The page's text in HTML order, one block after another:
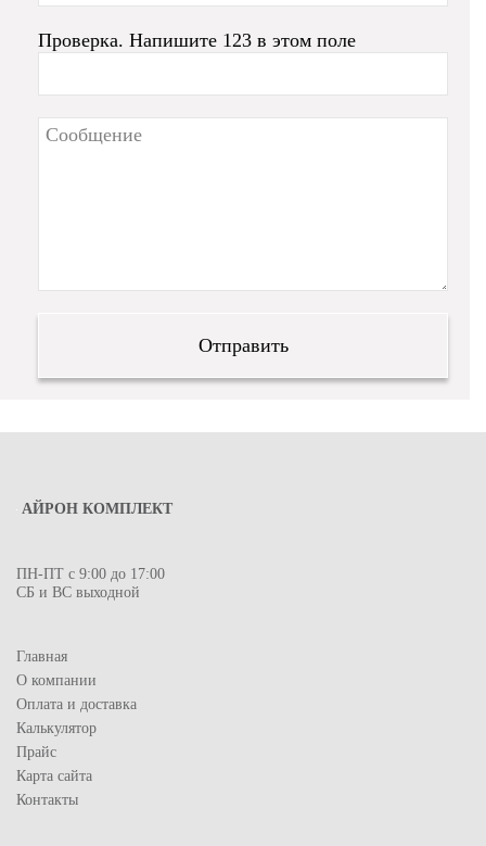
Проверка. Напишите 123 в этом поле
АЙРОН КОМПЛЕКТ
ПН-ПТ с 9:00 до 17:00
СБ и ВС выходной
Главная
О компании
Оплата и доставка
Калькулятор
Прайс
Карта сайта
Контакты